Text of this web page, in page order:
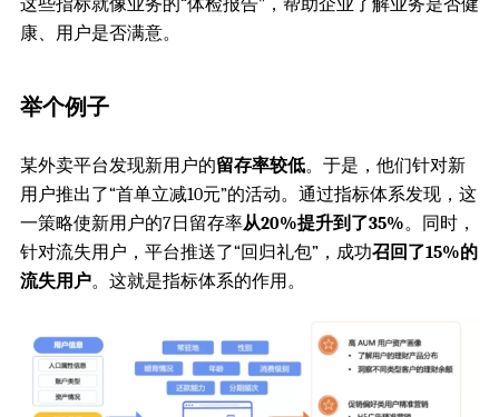
这些指标就像业务的“体检报告”，帮助企业了解业务是否健
康、用户是否满意。
举个例子
某外卖平台发现新用户的留存率较低。于是，他们针对新
用户推出了“首单立减10元”的活动。通过指标体系发现，这
一策略使新用户的7日留存率从20%提升到了35%。同时，
针对流失用户，平台推送了“回归礼包”，成功召回了15%的
流失用户。这就是指标体系的作用。